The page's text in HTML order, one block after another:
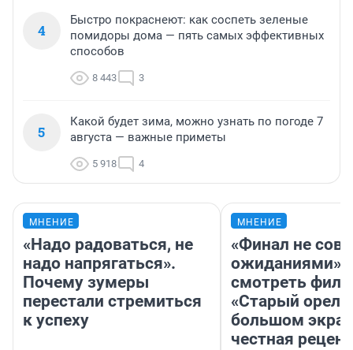
4
Быстро покраснеют: как соспеть зеленые
помидоры дома — пять самых эффективных
способов
8 443 3
5
Какой будет зима, можно узнать по погоде 7
августа — важные приметы
5 918 4
МНЕНИЕ
«Надо радоваться, не
надо напрягаться».
Почему зумеры
перестали стремиться
к успеху
МНЕНИЕ
«Финал не
ожиданиями»:
смотреть
«Старый орел»
большом
честная